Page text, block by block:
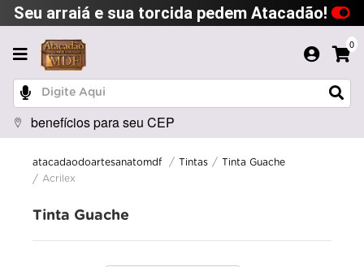
Seu arraiá e sua torcida pedem Atacadão!
0
benefícios para seu CEP
atacadaodoartesanatomdf Tintas
Tinta Guache
Acrilex
Tinta Guache